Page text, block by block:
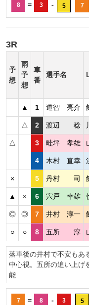
8 = 3 - 5 7
3R
予
想
雨
予
想
車
番
選手名
▲ 1 道智 亮介
△ 2 渡辺 稔
△ 3 畦坪 孝雄
4 木村 直幸
× 5 丹村 司
▲ × 6 宍戸 幸雄
◎ ◎ 7 井村 淳一
○ ○ 8 五所 淳
落車後の井村で不安もあ
中心視。五所の追い上げ
能
7 = 8 - 3 5